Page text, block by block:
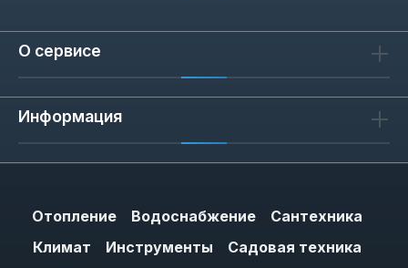
О сервисе
Информация
Отопление Водоснабжение
Сантехника
Климат
Инструменты
Садовая техника